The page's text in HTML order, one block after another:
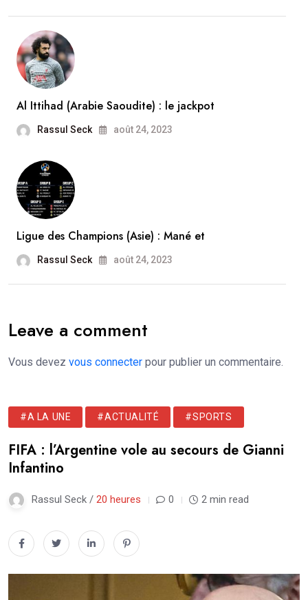
Al Ittihad (Arabie Saoudite) : le jackpot
Rassul Seck août 24, 2023
Ligue des Champions (Asie) : Mané et
Rassul Seck août 24, 2023
Leave a comment
Vous devez vous connecter pour publier un commentaire.
#A LA UNE #ACTUALITÉ #SPORTS
FIFA : l’Argentine vole au secours de Gianni
Infantino
Rassul Seck / 20 heures 0 2 min read